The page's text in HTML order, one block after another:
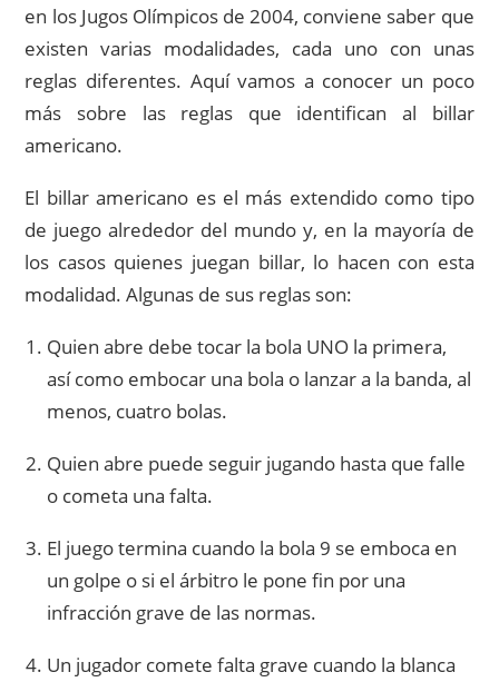
en los Jugos Olímpicos de 2004, conviene saber que
existen varias modalidades, cada uno con unas
reglas diferentes. Aquí vamos a conocer un poco
más sobre las reglas que identifican al billar
americano.
El billar americano es el más extendido como tipo
de juego alrededor del mundo y, en la mayoría de
los casos quienes juegan billar, lo hacen con esta
modalidad. Algunas de sus reglas son:
Quien abre debe tocar la bola UNO la primera,
así como embocar una bola o lanzar a la banda, al
menos, cuatro bolas.
Quien abre puede seguir jugando hasta que falle
o cometa una falta.
El juego termina cuando la bola 9 se emboca en
un golpe o si el árbitro le pone fin por una
infracción grave de las normas.
Un jugador comete falta grave cuando la blanca